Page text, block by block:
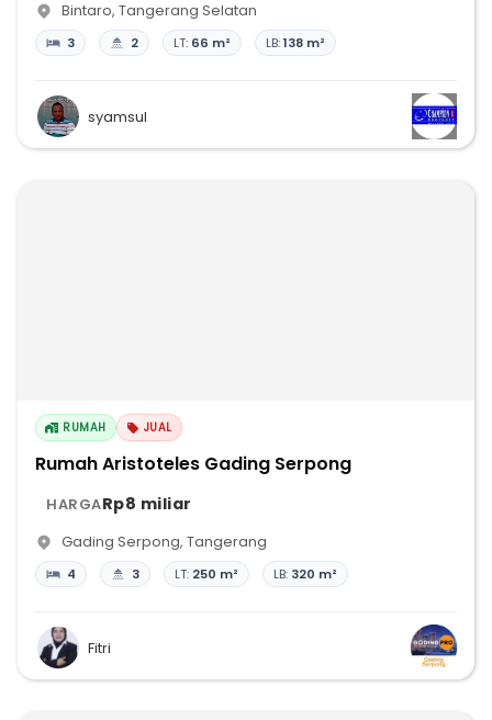
Bintaro, Tangerang Selatan
3 2 LT: 66 m² LB:138 m²
syamsul
RUMAH JUAL
Rumah Aristoteles Gading Serpong
HARGARp8 miliar
Gading Serpong, Tangerang
4 3 LT: 250 m² LB: 320 m²
Fitri